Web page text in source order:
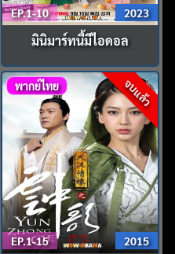
EP.1-10 2023
มินิมาร์ทนี้มีไอดอล
จบแล้ว
พากย์ไทย
EP.1-15 2015